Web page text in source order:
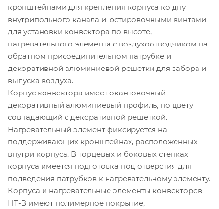
кронштейнами для крепления корпуса ко дну
внутрипольного канала и юстировочными винтами
для установки конвектора по высоте,
нагревательного элемента с воздухоотводчиком на
обратном присоединительном патрубке и
декоративной алюминиевой решетки для забора и
выпуска воздуха.
Корпус конвектора имеет окантовочный
декоративный алюминиевый профиль, по цвету
совпадающий с декоративной решеткой.
Нагревательный элемент фиксируется на
поддерживающих кронштейнах, расположенных
внутри корпуса. В торцевых и боковых стенках
корпуса имеется подготовка под отверстия для
подведения патрубков к нагревательному элементу.
Корпуса и нагревательные элементы конвекторов
НТ-В имеют полимерное покрытие,